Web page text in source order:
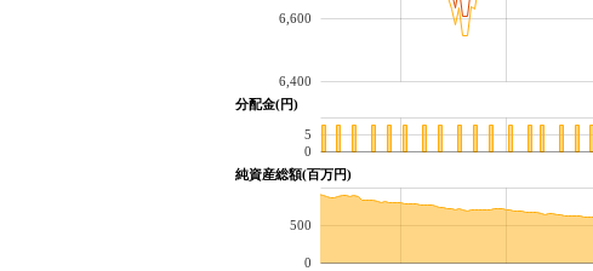
6,400
6,600
分配金(円)
0
5
純資産総額(百万円)
0
500